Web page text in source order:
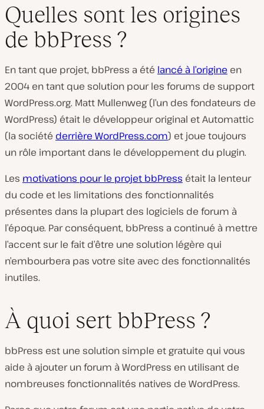
Quelles sont les origines
de bbPress ?
En tant que projet, bbPress a été lancé à l’origine en
2004 en tant que solution pour les forums de support
WordPress.org. Matt Mullenweg (l’un des fondateurs de
WordPress) était le développeur original et Automattic
(la société derrière WordPress.com) et joue toujours
un rôle important dans le développement du plugin.
Les motivations pour le projet bbPress était la lenteur
du code et les limitations des fonctionnalités
présentes dans la plupart des logiciels de forum à
l’époque. Par conséquent, bbPress a continué à mettre
l’accent sur le fait d’être une solution légère qui
n’embourbera pas votre site avec des fonctionnalités
inutiles.
À quoi sert bbPress ?
bbPress est une solution simple et gratuite qui vous
aide à ajouter un forum à WordPress en utilisant de
nombreuses fonctionnalités natives de WordPress.